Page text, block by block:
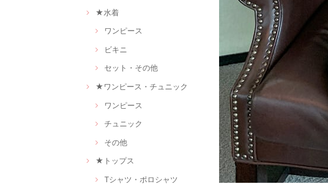
★水着
ワンピース
ビキニ
セット・その他
★ワンピース・チュニック
ワンピース
チュニック
その他
★トップス
Tシャツ・ポロシャツ